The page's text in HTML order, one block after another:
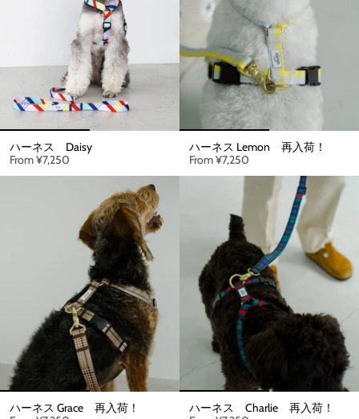
ハーネス Daisy
From¥7,250
ハーネス Lemon 再入荷！
From¥7,250
ハーネス Grace 再入荷！
ハーネス Charlie 再入荷！